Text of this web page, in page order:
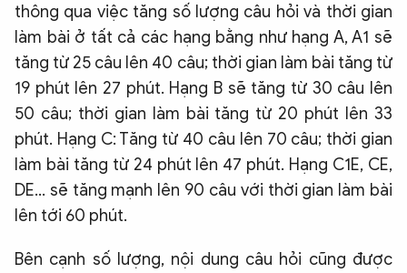
thông qua việc tăng số lượng câu hỏi và thời gian
làm bài ở tất cả các hạng bằng như hạng A, A1 sẽ
tăng từ 25 câu lên 40 câu; thời gian làm bài tăng từ
19 phút lên 27 phút. Hạng B sẽ tăng từ 30 câu lên
50 câu; thời gian làm bài tăng từ 20 phút lên 33
phút. Hạng C: Tăng từ 40 câu lên 70 câu; thời gian
làm bài tăng từ 24 phút lên 47 phút. Hạng C1E, CE,
DE... sẽ tăng mạnh lên 90 câu với thời gian làm bài
lên tới 60 phút.
Bên cạnh số lượng, nội dung câu hỏi cũng được